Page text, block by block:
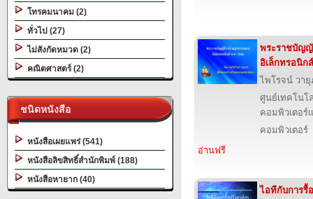
โทรคมนาคม (2)
ทั่วไป (27)
ไม่สังกัดหมวด (2)
คณิตศาสตร์ (2)
ชนิดหนังสือ
หนังสือเผยแพร่ (541)
หนังสือลิขสิทธิ์สำนักพิมพ์ (188)
หนังสือหายาก (40)
พระราชบัญญั
อิเล็กทรอนิก
ไพโรจน์ วา
ศูนย์เทคโนโ
คอมพิวเตอร์
คอมพิวเตอร์
อ่านฟรี
ไอทีกับการรื้